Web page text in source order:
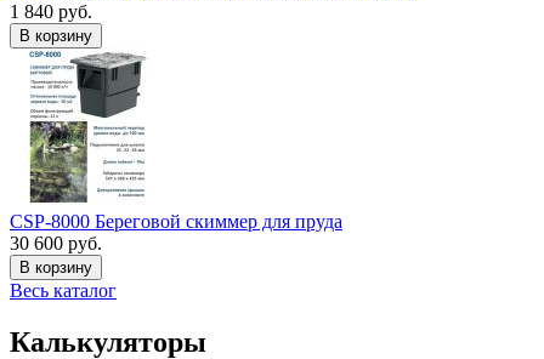
1 840 руб.
В корзину
CSP-8000 Береговой скиммер для пруда
30 600 руб.
В корзину
Весь каталог
Калькуляторы